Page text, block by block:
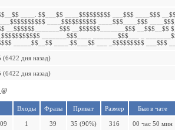
____. $$___$$ ____$$$$$$$$$ ___$$$ ____$$$
____$$$$$$$$$$ ____$$$____$$$
__$$$$$$_______$$$ __$$$$$$_______$$$ __$$$__$$
_______$$$____ _______$$$___ _
_____$$__$$ ____.$$___$$ ___ _$$$$$$$$$ ___$$$
дня назад)
дня назад)
Входы Фразы Приват Размер Был в чате
1 39 35 (90%) 316 00 час 50 мин